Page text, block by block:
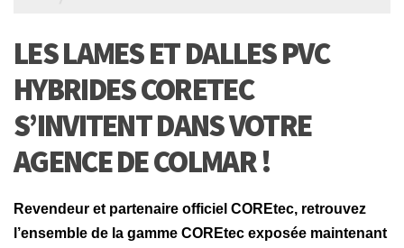
LES LAMES ET DALLES PVC
HYBRIDES CORETEC
S’INVITENT DANS VOTRE
AGENCE DE COLMAR !
Revendeur et partenaire officiel COREtec, retrouvez
l’ensemble de la gamme COREtec exposée maintenant